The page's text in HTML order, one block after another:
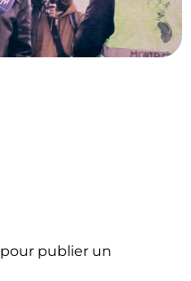
pour publier un